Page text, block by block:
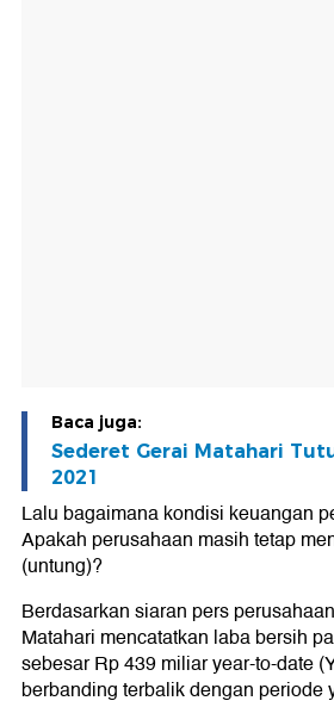
Baca juga:
Sederet Gerai Matahari
2021
Lalu bagaimana kondisi keuangan
Apakah perusahaan masih tetap
(untung)?
Berdasarkan siaran pers
Matahari mencatatkan laba bersih
sebesar Rp 439 miliar year-to-date
berbanding terbalik dengan periode